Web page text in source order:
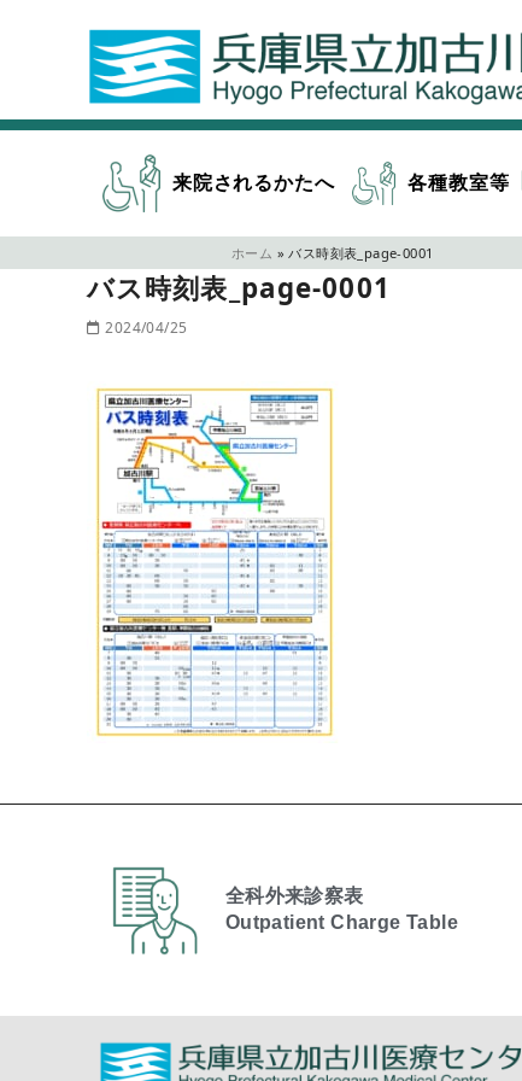
来院されるかたへ 各種教室等
ホーム » バス時刻表_page-0001
バス時刻表_page-0001
2024/04/25
全科外来診察表
Outpatient Charge Table​